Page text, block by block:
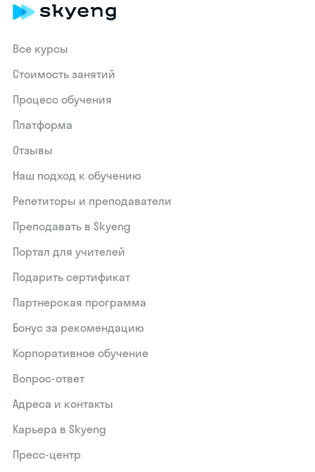
Все курсы
Стоимость занятий
Процесс обучения
Платформа
Отзывы
Наш подход к обучению
Репетиторы и преподаватели
Преподавать в Skyeng
Портал для учителей
Подарить сертификат
Партнерская программа
Бонус за рекомендацию
Корпоративное обучение
Вопрос-ответ
Адреса и контакты
Карьера в Skyeng
Пресс-центр